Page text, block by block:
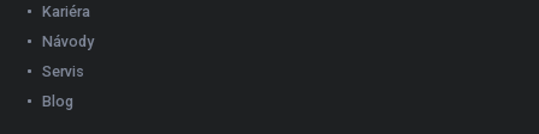
Kariéra
Návody
Servis
Blog